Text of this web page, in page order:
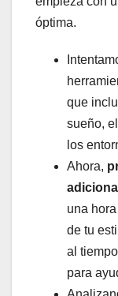
óptima.
que
sueño,
los
Ahora,
una
de tu
al
para